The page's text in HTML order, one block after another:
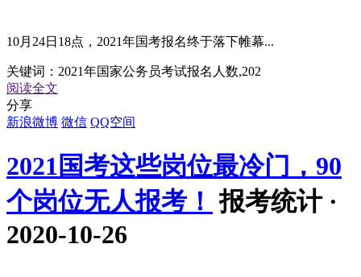
10月24日18点，2021年国考报名终于落下帷幕...
关键词： 2021年国家公务员考试报名人数,202
阅读全文
分享
新浪微博 微信 QQ空间
2021国考这些岗位最冷门，90
个岗位无人报考！ 报考统计 ·
2020-10-26